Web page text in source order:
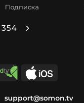
Подписка
354
support@somon.tv